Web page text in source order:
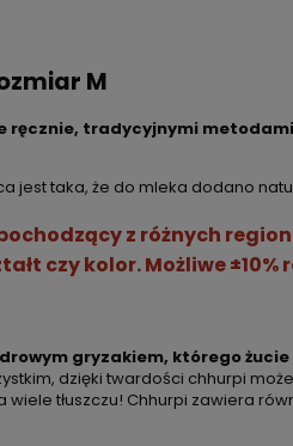
M
tradycyjnymi
jest taka, że do mleka dodano
z różnych
czy kolor. Możliwe ±10%
gryzakiem, którego żucie
dzięki twardości chhurpi
tłuszczu! Chhurpi zawiera